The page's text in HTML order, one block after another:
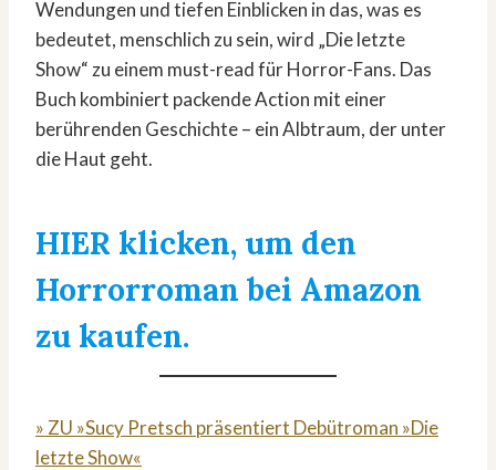
Wendungen und tiefen Einblicken in das, was es
bedeutet, menschlich zu sein, wird „Die letzte
Show“ zu einem must-read für Horror-Fans. Das
Buch kombiniert packende Action mit einer
berührenden Geschichte – ein Albtraum, der unter
die Haut geht.
HIER klicken, um den
Horrorroman bei Amazon
zu kaufen.
» ZU »Sucy Pretsch präsentiert Debütroman »Die
letzte Show«